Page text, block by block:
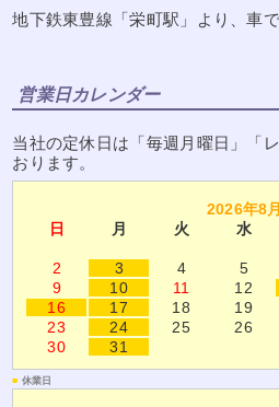
地下鉄東豊線「栄町駅」より、車
営業日カレンダー
当社の定休日は「毎週月曜日」「
おります。
2026年8月
日
月 火 水
2
3 4 5
9
10 11 12
16
17 18 19
23
24 25 26
30
31
■ 休業日